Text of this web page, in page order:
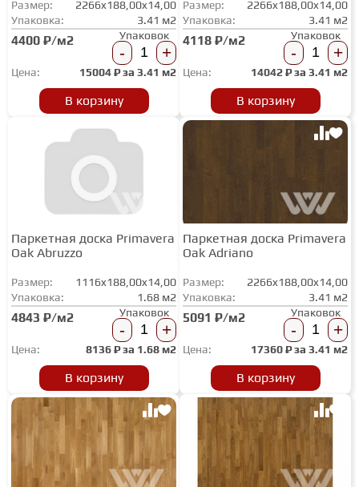
ТЕРРАСНАЯ ДОСКА
КОВРОВАЯ ПЛИТКА
МОДУЛЬНЫЕ ПВХ
ПОДЛОЖКА
ПЛИНТУС
КЛЕЙ
НАЛИВНОЙ ПОЛ
ГРУНТОВКИ
ТЕПЛЫЙ ПОЛ
Размер:
2266x188,00x14,00
Упаковка:
3.41 м2
4400 ₽/м2 Упаковок
- +
Цена: 15004₽ за 3.41 м2
В корзину
Размер:
2266x188,00x14,00
Упаковка:
3.41 м2
4118 ₽/м2 Упаковок
- +
Цена: 14042₽ за 3.41 м2
В корзину
Паркетная доска Primavera
Oak Abruzzo
Размер:
1116x188,00x14,00
Упаковка:
1.68 м2
4843 ₽/м2 Упаковок
- +
Цена: 8136₽ за 1.68 м2
В корзину
Паркетная доска Primavera
Oak Adriano
Размер:
2266x188,00x14,00
Упаковка:
3.41 м2
5091 ₽/м2 Упаковок
- +
Цена: 17360₽ за 3.41 м2
В корзину